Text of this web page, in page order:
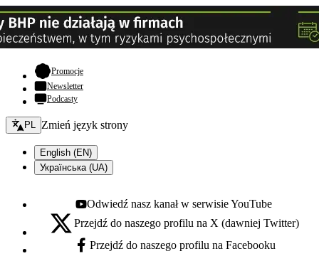
Promocje- otwiera się w nowej karcie
Newsletter
Podcasty
Zmień język - bieżący:
PL Zmień język strony
English (EN)
Українська (UA)
Youtube - otwiera się w nowej karcie
Odwiedź nasz kanał w serwisie YouTube
X - otwiera się w nowej karcie
Przejdź do naszego profilu na X (dawniej Twitter)
Facebook - otwiera się w nowej karcie
Przejdź do naszego profilu na Facebooku